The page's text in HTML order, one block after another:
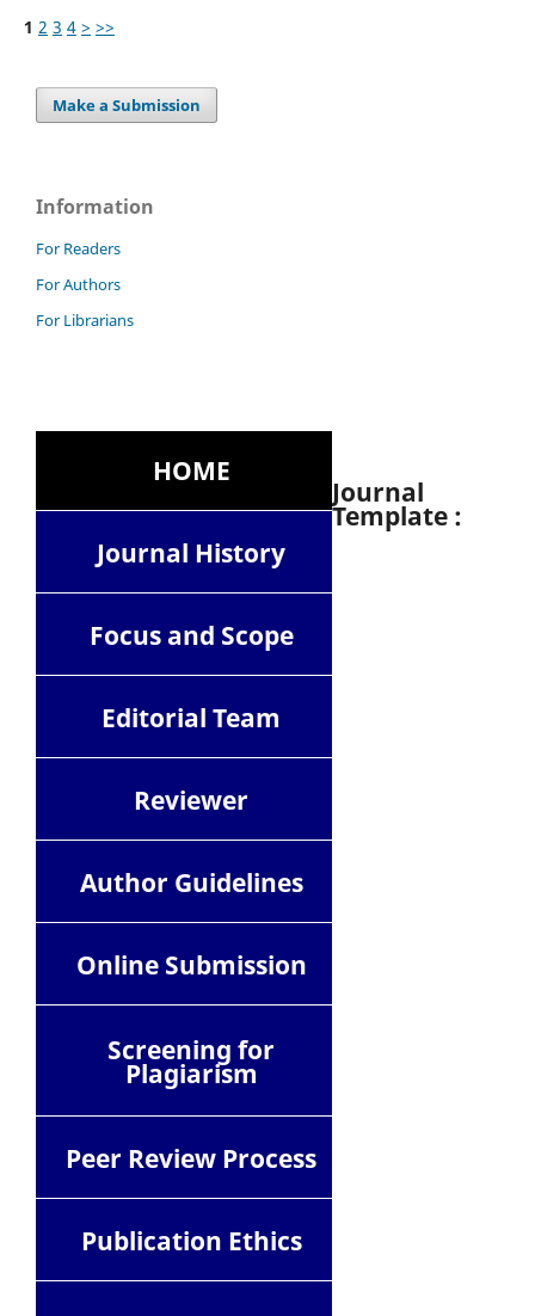
1 2 3 4 > >>
Make a Submission
Information
For Readers
For Authors
For Librarians
HOME
Journal History
Focus and Scope
Editorial Team
Reviewer
Author Guidelines
Online Submission
Screening for
Plagiarism
Peer Review Process
Publication Ethics
Journal
Template :